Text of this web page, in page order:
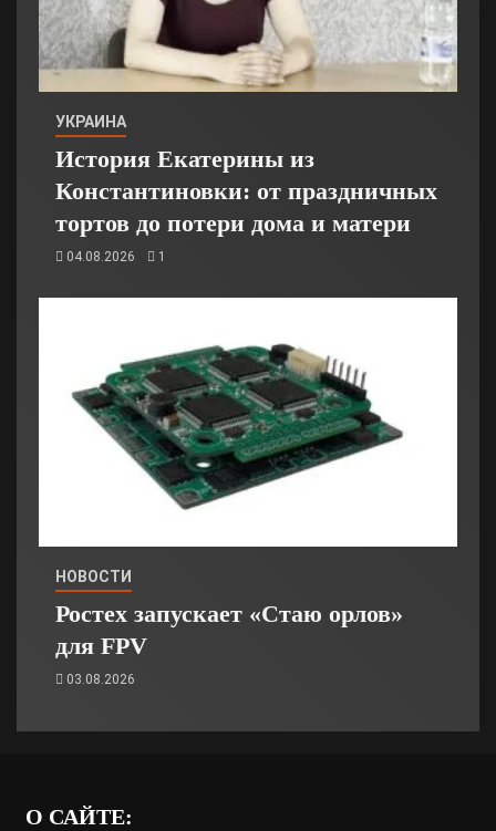
УКРАИНА
История Екатерины из
Константиновки: от праздничных
тортов до потери дома и матери
04.08.2026 1
НОВОСТИ
Ростех запускает «Стаю орлов»
для FPV
03.08.2026
О САЙТЕ: